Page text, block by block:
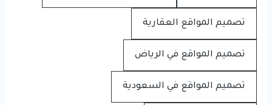
تصميم المواقع العقارية
تصميم المواقع في الرياض
تصميم المواقع في السعودية